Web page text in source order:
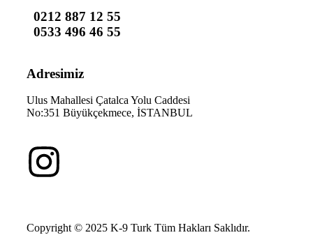
0212 887 12 55
0533 496 46 55
Adresimiz
Ulus Mahallesi Çatalca Yolu Caddesi
No:351 Büyükçekmece, İSTANBUL
Copyright © 2025 K-9 Turk Tüm Hakları Saklıdır.